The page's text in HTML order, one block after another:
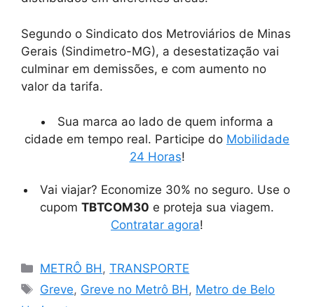
Segundo o Sindicato dos Metroviários de Minas
Gerais (Sindimetro-MG), a desestatização vai
culminar em demissões, e com aumento no
valor da tarifa.
Sua marca ao lado de quem informa a
cidade em tempo real. Participe do Mobilidade
24 Horas!
Vai viajar? Economize 30% no seguro. Use o
cupom TBTCOM30 e proteja sua viagem.
Contratar agora!
Categorias
METRÔ BH,TRANSPORTE
Tags
Greve, Greve no Metrô BH, Metro de Belo